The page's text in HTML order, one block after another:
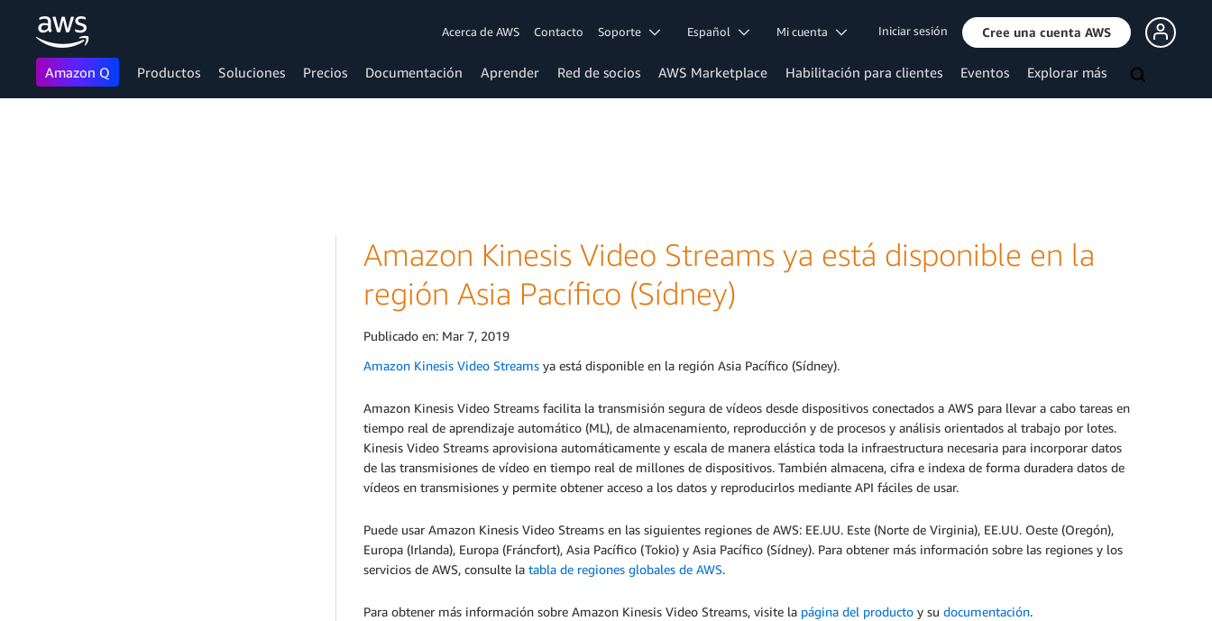
Acerca de AWS Contacto Soporte Español Mi cuenta Iniciar sesión Cree una cuenta AWS
Amazon Q Productos Soluciones Precios Documentación Aprender Red de socios AWS Marketplace Habilitación para clientes Eventos Explorar más
Amazon Kinesis Video Streams ya está disponible en la
región Asia Pacífico (Sídney)
Publicado en: Mar 7, 2019
Amazon Kinesis Video Streams ya está disponible en la región Asia Pacífico (Sídney).
Amazon Kinesis Video Streams facilita la transmisión segura de vídeos desde dispositivos conectados a AWS para llevar a cabo tareas en
tiempo real de aprendizaje automático (ML), de almacenamiento, reproducción y de procesos y análisis orientados al trabajo por lotes.
Kinesis Video Streams aprovisiona automáticamente y escala de manera elástica toda la infraestructura necesaria para incorporar datos
de las transmisiones de vídeo en tiempo real de millones de dispositivos. También almacena, cifra e indexa de forma duradera datos de
vídeos en transmisiones y permite obtener acceso a los datos y reproducirlos mediante API fáciles de usar.
Puede usar Amazon Kinesis Video Streams en las siguientes regiones de AWS: EE.UU. Este (Norte de Virginia), EE.UU. Oeste (Oregón),
Europa (Irlanda), Europa (Fráncfort), Asia Pacífico (Tokio) y Asia Pacífico (Sídney). Para obtener más información sobre las regiones y los
servicios de AWS, consulte la tabla de regiones globales de AWS.
Para obtener más información sobre Amazon Kinesis Video Streams, visite la página del producto y su documentación.